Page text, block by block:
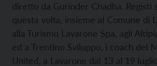
diretto da Gurinder Chadha. Registi
questa volta, insieme al Comune di
alla Turismo Lavarone Spa, agli
ed a Trentino Sviluppo, i coach del
United, a Lavarone dal 13 al 19